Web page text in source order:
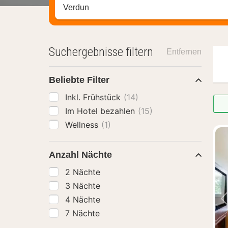
Stadt, Region oder Hotel suchen
Suchergebnisse filtern Entfernen
Beliebte Filter
Inkl. Frühstück (14)
Im Hotel bezahlen (15)
Wellness (1)
Anzahl Nächte
2 Nächte
3 Nächte
4 Nächte
7 Nächte